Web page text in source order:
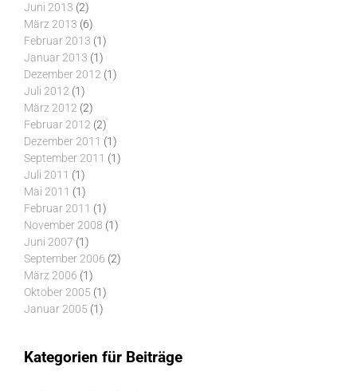
Juni 2013 (2)
März 2013 (6)
Februar 2013 (1)
Januar 2013 (1)
Dezember 2012 (1)
Juli 2012 (1)
März 2012 (2)
Februar 2012 (2)
Dezember 2011 (1)
September 2011 (1)
Juli 2011 (1)
Mai 2011 (1)
Februar 2011 (1)
November 2008 (1)
Juni 2007 (1)
September 2006 (2)
März 2006 (1)
Oktober 2005 (1)
Januar 2005 (1)
Kategorien für Beiträge